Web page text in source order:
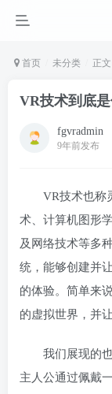
首页 未分类 正文
VR技术到底
fgvradmin
9年前发布
VR技术也称
术、计算机图形
及网络技术等多
统，能够创建并
的体验。简单来
的虚拟世界，并
我们展现的
主人公通过佩戴